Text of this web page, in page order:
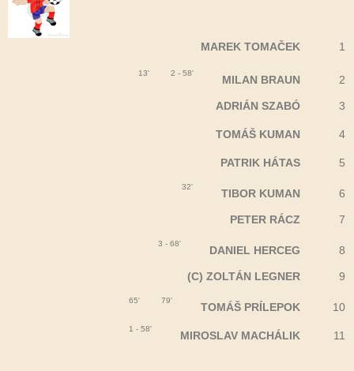
MAREK TOMAČEK 1
13' 2 - 58'
MILAN BRAUN 2
ADRIÁN SZABÓ 3
TOMÁŠ KUMAN 4
PATRIK HÁTAS 5
32'
TIBOR KUMAN 6
PETER RÁCZ 7
3 - 68'
DANIEL HERCEG 8
(C) ZOLTÁN LEGNER 9
65' 79'
TOMÁŠ PRÍLEPOK 10
1 - 58'
MIROSLAV MACHÁLIK 11